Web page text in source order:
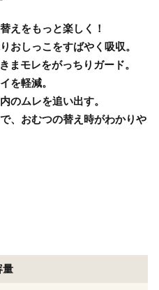
えをもっと楽しく！
おしっこをすばやく吸収。
まモレをがっちりガード。
を軽減。
のムレを追い出す。
、おむつの替え時がわかりや
量